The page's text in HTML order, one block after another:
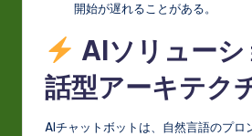
o
開始が遅れることがある。
AIソリュー
話型アーキテク
AIチャットボットは、自然言語のプロ